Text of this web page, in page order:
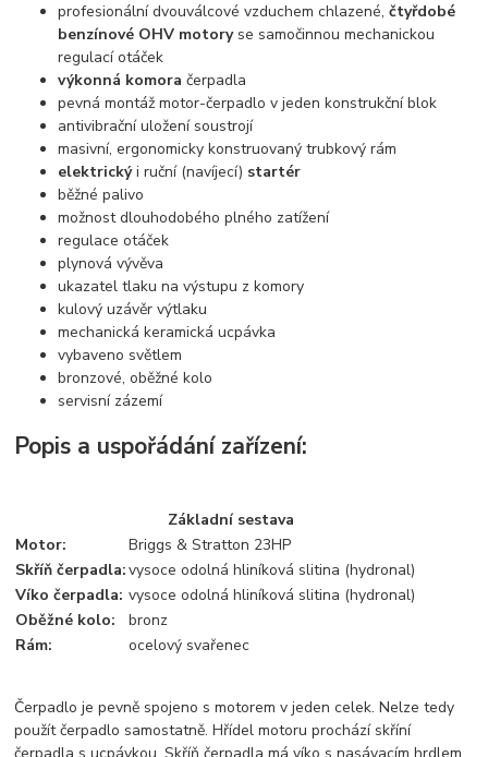
profesionální dvouválcové vzduchem chlazené,čtyřdobé
benzínové OHV motoryse samočinnou mechanickou
regulací otáček
výkonná komora čerpadla
pevná montáž motor-čerpadlo v jeden konstrukční blok
antivibrační uložení soustrojí
masivní, ergonomicky konstruovaný trubkový rám
elektrickýi ruční (navíjecí) startér
běžné palivo
možnost dlouhodobého plného zatížení
regulace otáček
plynová vývěva
ukazatel tlaku na výstupu z komory
kulový uzávěr výtlaku
mechanická keramická ucpávka
vybaveno světlem
bronzové, oběžné kolo
servisní zázemí
Popis a uspořádání zařízení:
Základní sestava
Motor:
Briggs & Stratton 23HP
Skříň čerpadla:vysoce odolná hliníková slitina (hydronal)
Víko čerpadla: vysoce odolná hliníková slitina (hydronal)
Oběžné kolo:
bronz
Rám:
ocelový svařenec
Čerpadlo je pevně spojeno s motorem v jeden celek. Nelze tedy
použít čerpadlo samostatně. Hřídel motoru prochází skříní